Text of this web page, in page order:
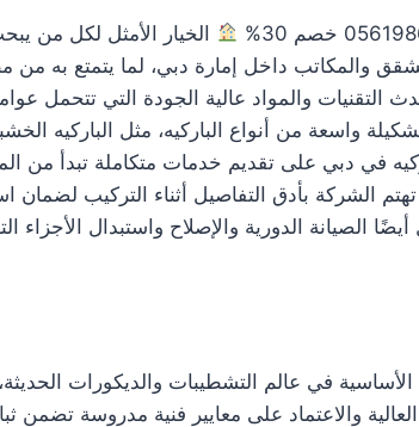
الخيار الأمثل لكل من
والمكاتب داخل إمارة دبي، لما يتمتع به
التقنيات والمواد عالية الجودة التي تتحمل
واسعة من أنواع الباركيه، مثل الباركيه
في دبي على تقديم خدمات متكاملة تبدأ من
الشركة بأدق التفاصيل أثناء التركيب
الصيانة الدورية والإصلاح واستبدال الأجزاء
في عالم التشطيبات والديكورات الحديثة،
والاعتماد على معايير فنية مدروسة